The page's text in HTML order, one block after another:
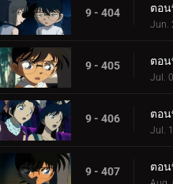
9 - 404 ตอ
Jun.
9 - 405 ตอน
Jul.
9 - 406 ตอน
Jul.
9 - 407 ตอน